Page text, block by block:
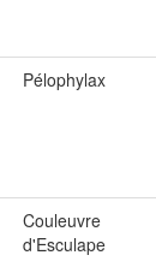
Pélophylax
Couleuvre
d'Esculape